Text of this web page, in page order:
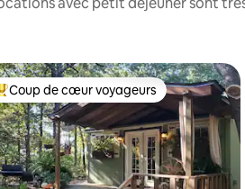
de cœur voyageurs les plus
Coup de cœur voyageurs